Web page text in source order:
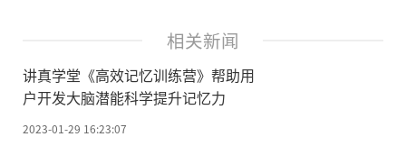
相关新闻
讲真学堂《高效记忆训练营》帮助用
户开发大脑潜能科学提升记忆力
2023-01-29 16:23:07